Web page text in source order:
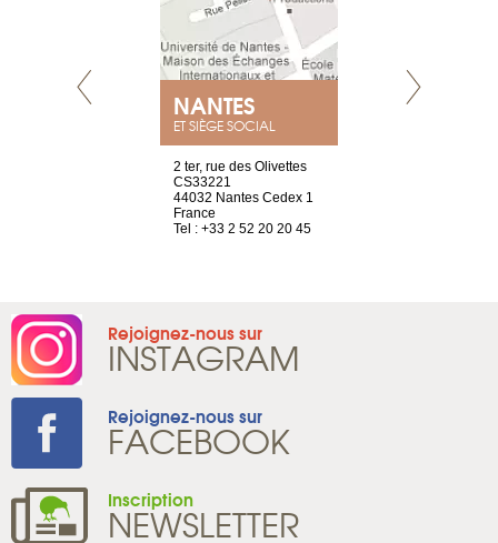
NANTES
ET SIÈGE SOCIAL
2 ter, rue des Olivettes
CS33221
44032 Nantes Cedex 1
France
Tel : +33 2 52 20 20 45
Rejoignez-nous sur
INSTAGRAM
Rejoignez-nous sur
FACEBOOK
Inscription
NEWSLETTER